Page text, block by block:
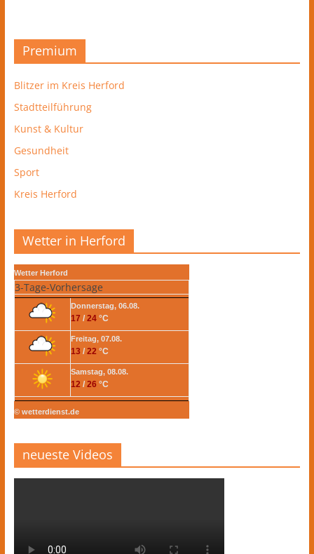
Premium
Blitzer im Kreis Herford
Stadtteilführung
Kunst & Kultur
Gesundheit
Sport
Kreis Herford
Wetter in Herford
Wetter Herford
3-Tage-Vorhersage
Donnerstag, 06.08.
17 / 24°C
Freitag, 07.08.
13 / 22 °C
Samstag, 08.08.
12 / 26 °C
© wetterdienst.de
neueste Videos